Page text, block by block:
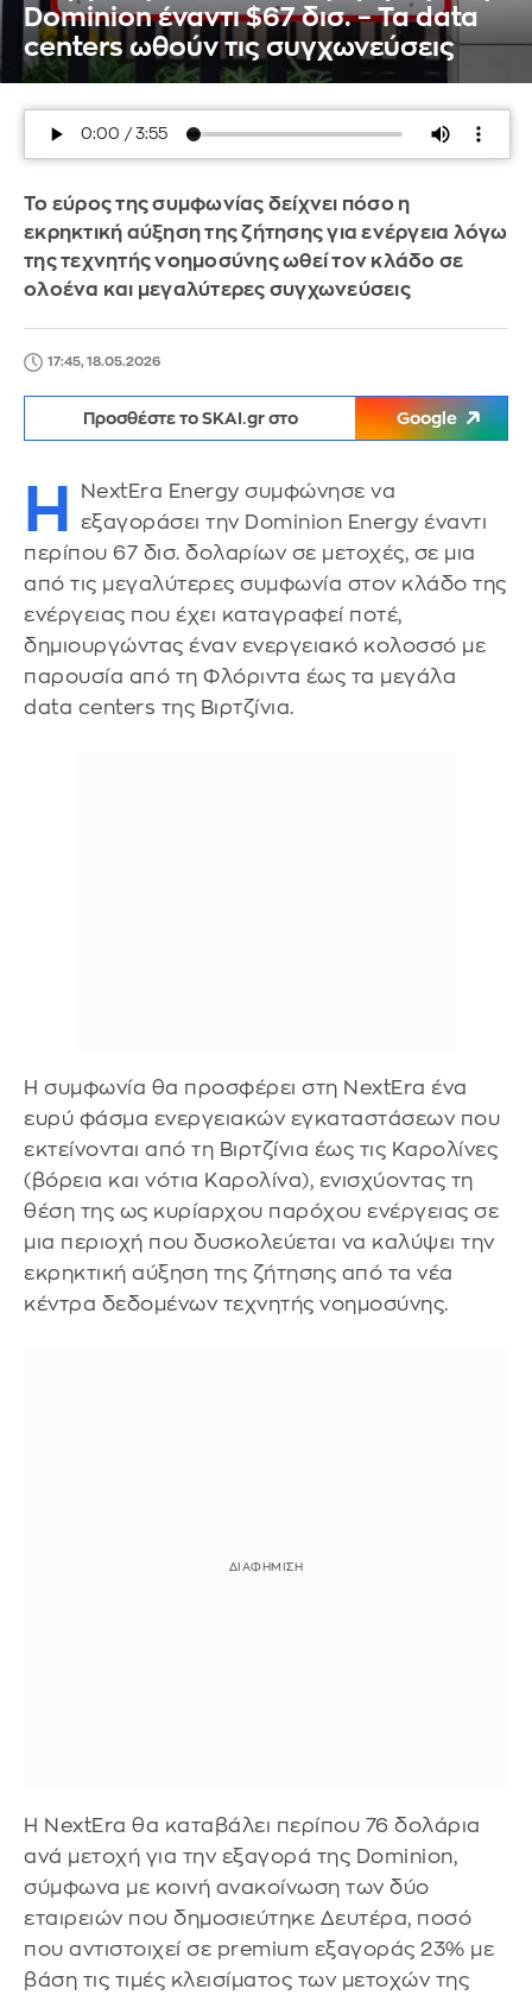
Dominion έναντι $67 δισ. – Τα data
centers ωθούν τις συγχωνεύσεις
Το εύρος της συμφωνίας δείχνει πόσο η
εκρηκτική αύξηση της ζήτησης για ενέργεια λόγω
της τεχνητής νοημοσύνης ωθεί τον κλάδο σε
ολοένα και μεγαλύτερες συγχωνεύσεις
17:45, 18.05.2026
Προσθέστε το SKAI.gr στο Google
Η
NextEra Energy συμφώνησε να
εξαγοράσει την Dominion Energy έναντι
περίπου 67 δισ. δολαρίων σε μετοχές, σε μια
από τις μεγαλύτερες συμφωνία στον κλάδο της
ενέργειας που έχει καταγραφεί ποτέ,
δημιουργώντας έναν ενεργειακό κολοσσό με
παρουσία από τη Φλόριντα έως τα μεγάλα
data centers της Βιρτζίνια.
Η συμφωνία θα προσφέρει στη NextEra ένα
ευρύ φάσμα ενεργειακών εγκαταστάσεων που
εκτείνονται από τη Βιρτζίνια έως τις Καρολίνες
(βόρεια και νότια Καρολίνα), ενισχύοντας τη
θέση της ως κυρίαρχου παρόχου ενέργειας σε
μια περιοχή που δυσκολεύεται να καλύψει την
εκρηκτική αύξηση της ζήτησης από τα νέα
κέντρα δεδομένων τεχνητής νοημοσύνης.
Η NextEra θα καταβάλει περίπου 76 δολάρια
ανά μετοχή για την εξαγορά της Dominion,
σύμφωνα με κοινή ανακοίνωση των δύο
εταιρειών που δημοσιεύτηκε Δευτέρα, ποσό
που αντιστοιχεί σε premium εξαγοράς 23% με
βάση τις τιμές κλεισίματος των μετοχών της